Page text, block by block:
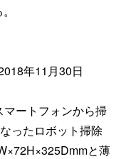
年11月30日
ートフォンから掃
ったロボット掃除
と薄